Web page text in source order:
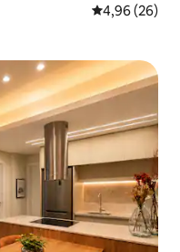
4,96 de uma
4,96 (26)